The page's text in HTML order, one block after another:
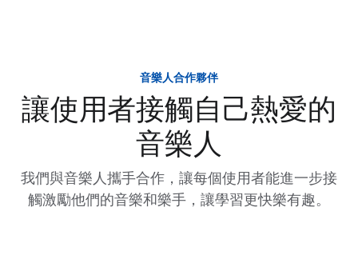
音樂人合作夥伴
讓使用者接觸自己熱愛的
音樂人
我們與音樂人攜手合作，讓每個使用者能進一步接
觸激勵他們的音樂和樂手，讓學習更快樂有趣。